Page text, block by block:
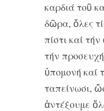
καρδιά τοῦ
δῶρα, ὅλες
πίστι καί
τήν
ὑπομονή καί
ταπείνωσι,
ἀντέξουμε